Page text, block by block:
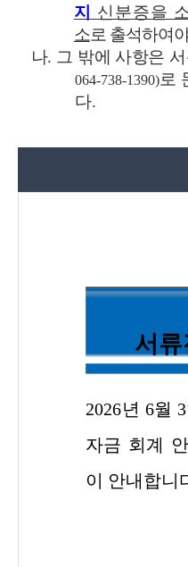
지
신분증을
소로 출석하여
나. 그 밖에 사항은
064-738-1390)로
다.